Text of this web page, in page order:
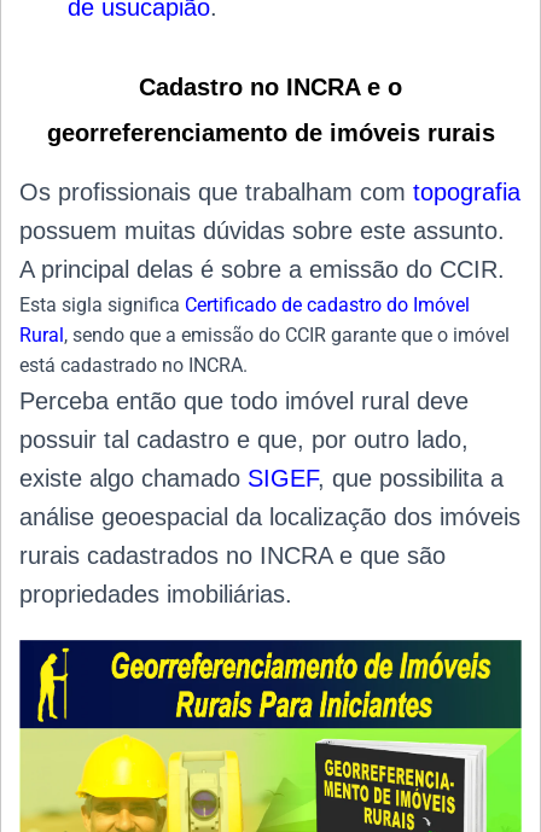
de usucapião.
Cadastro no INCRA e o
georreferenciamento de imóveis rurais
Os profissionais que trabalham com topografia
possuem muitas dúvidas sobre este assunto.
A principal delas é sobre a emissão do CCIR.
Esta sigla significa Certificado de cadastro do Imóvel
Rural , sendo que a emissão do CCIR garante que o imóvel
está cadastrado no INCRA.
Perceba então que todo imóvel rural deve
possuir tal cadastro e que, por outro lado,
existe algo chamado SIGEF, que possibilita a
análise geoespacial da localização dos imóveis
rurais cadastrados no INCRA e que são
propriedades imobiliárias.